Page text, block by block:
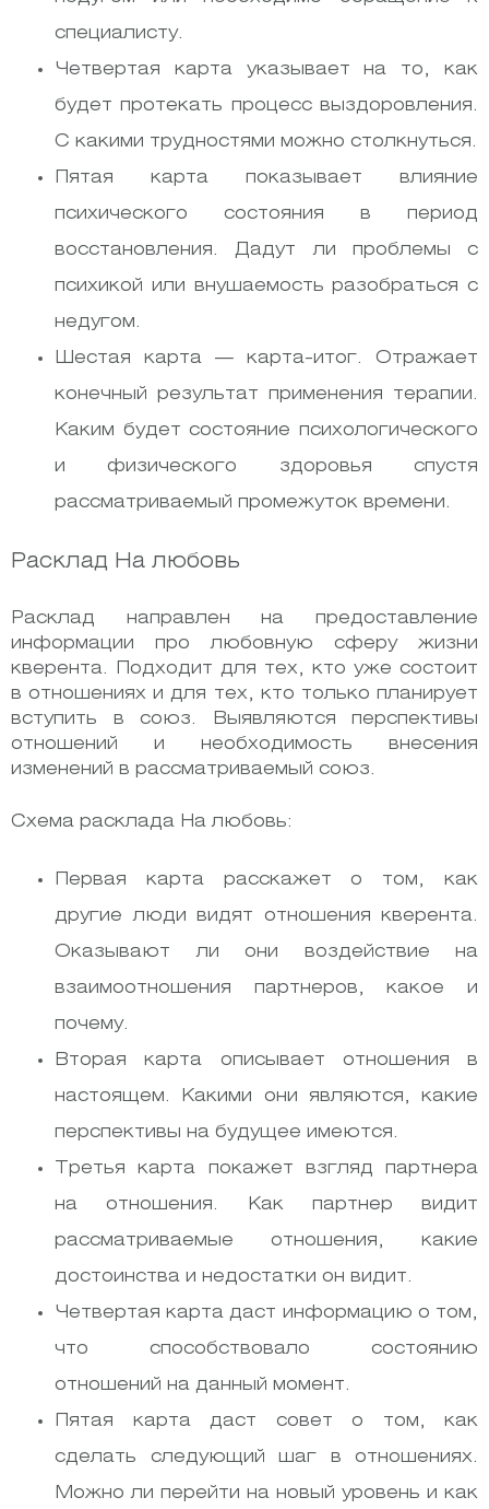
специалисту.
Четвертая карта указывает на то, как
будет протекать процесс выздоровления.
С какими трудностями можно столкнуться.
Пятая карта показывает влияние
психического состояния в период
восстановления. Дадут ли проблемы с
психикой или внушаемость разобраться с
недугом.
Шестая карта — карта-итог. Отражает
конечный результат применения терапии.
Каким будет состояние психологического
и физического здоровья спустя
рассматриваемый промежуток времени.
Расклад На любовь
Расклад направлен на предоставление
информации про любовную сферу жизни
кверента. Подходит для тех, кто уже состоит
в отношениях и для тех, кто только планирует
вступить в союз. Выявляются перспективы
отношений и необходимость внесения
изменений в рассматриваемый союз.
Схема расклада На любовь:
Первая карта расскажет о том, как
другие люди видят отношения кверента.
Оказывают ли они воздействие на
взаимоотношения партнеров, какое и
почему.
Вторая карта описывает отношения в
настоящем. Какими они являются, какие
перспективы на будущее имеются.
Третья карта покажет взгляд партнера
на отношения. Как партнер видит
рассматриваемые отношения, какие
достоинства и недостатки он видит.
Четвертая карта даст информацию о том,
что способствовало состоянию
отношений на данный момент.
Пятая карта даст совет о том, как
сделать следующий шаг в отношениях.
Можно ли перейти на новый уровень и как